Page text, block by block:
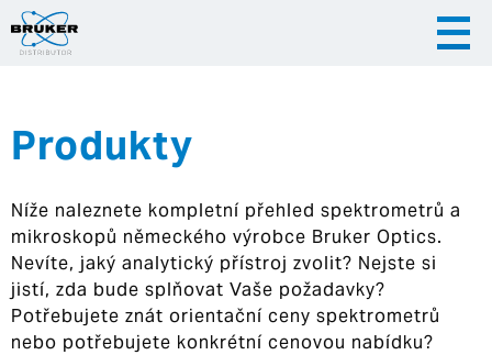
|
Hrvatska
Produkty
Níže naleznete kompletní přehled spektrometrů a
mikroskopů německého výrobce Bruker Optics.
Nevíte, jaký analytický přístroj zvolit? Nejste si
jistí, zda bude splňovat Vaše požadavky?
Potřebujete znát orientační ceny spektrometrů
nebo potřebujete konkrétní cenovou nabídku?